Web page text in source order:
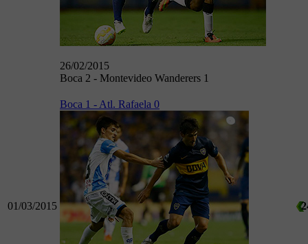
26/02/2015
Boca 2 - Montevideo Wanderers 1
01/03/2015
Boca 1 - Atl. Rafaela 0